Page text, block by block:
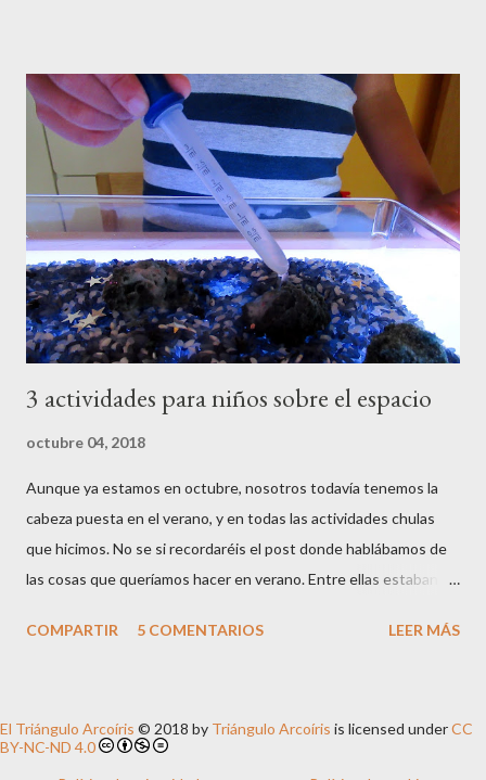
poquito de todo. Son un poco más elaboradas que las que
normalmente os mostramos, pero nada que con paciencia y
tiempo libre no se pueda hacer. Además, los peques aprenderán
un montón de conceptos nuevos, que quizás a según que edad
no terminen de entender del todo, pero que seguro más
adelante les van a ser de gran utilidad. Y sobretodo, lo van a
pasar bien creando algo con nosotros desde cero, y van a poder
usar estas creaciones para jugar una v...
3 actividades para niños sobre el espacio
octubre 04, 2018
Aunque ya estamos en octubre, nosotros todavía tenemos la
cabeza puesta en el verano, y en todas las actividades chulas
que hicimos. No se si recordaréis el post donde hablábamos de
las cosas que queríamos hacer en verano. Entre ellas estaban
todo lo relacionado con ello . Y hicimos varias actividades al
ACTIVIDAD , así en mayúsculas. Al peque le gustó muchísimo, y
COMPARTIR 5 COMENTARIOS LEER MÁS
El Triángulo Arcoíris © 2018 by Triángulo Arcoíris is licensed underCC
BY-NC-ND 4.0